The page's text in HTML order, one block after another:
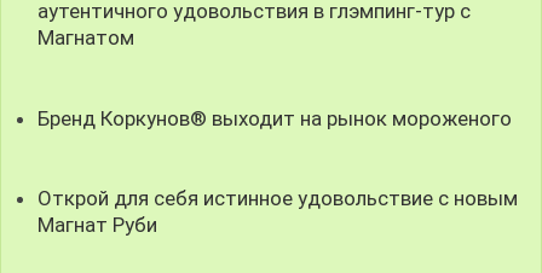
аутентичного удовольствия в глэмпинг-тур с
Магнатом
Бренд Коркунов® выходит на рынок мороженого
Открой для себя истинное удовольствие с новым
Магнат Руби